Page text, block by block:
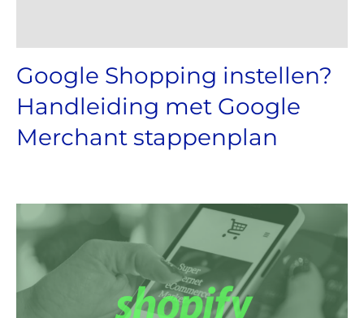
Google Shopping instellen?
Handleiding met Google
Merchant stappenplan